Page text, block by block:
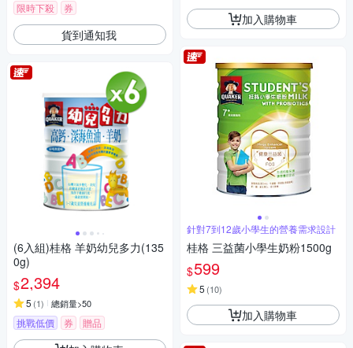
限時下殺 券
貨到通知我
(6入組)桂格 羊奶幼兒多力(135
0g)
$2,394
5 (1) 總銷量>50
挑戰低價 券 贈品
加入購物車
針對7到12歲小學生的營養需求設計
桂格 三益菌小學生奶粉1500g
$599
5 (10)
加入購物車